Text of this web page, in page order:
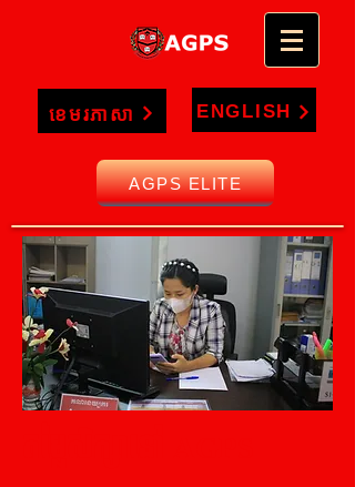
ខេមរភាសា ENGLISH
AGPS ELITE